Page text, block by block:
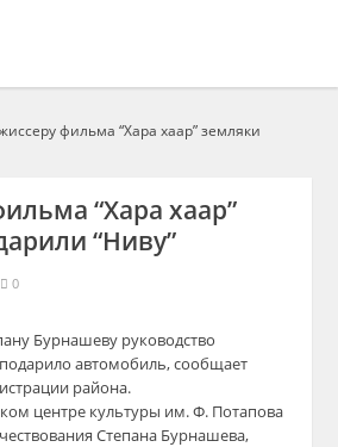
фильма “Хара хаар” земляки
“Хара хаар”
“Ниву”
0
Бурнашеву руководство
автомобиль, сообщает
района.
центре культуры им. Ф. Потапова
Степана Бурнашева,